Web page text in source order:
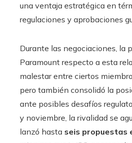
una ventaja estratégica en
regulaciones y aprobaciones
Durante las negociaciones, la
Paramount respecto a esta
malestar entre ciertos
pero también consolidó la
ante posibles desafíos
y noviembre, la rivalidad se
lanzó hasta seis propuestas